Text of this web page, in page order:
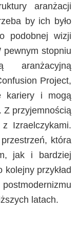
aranżacji
by ich było
podobnej wizji
stopniu
aranżacyjną
Project,
kariery i mogą
Z przyjemnością
Izraelczykami.
która
jak i bardziej
przykład
latach.